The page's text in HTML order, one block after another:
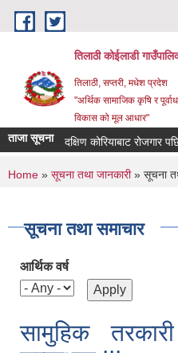
Skip to main content
तिलाठी कोईलाडी
तिलाठी, सप्तरी, मधेश प्रदेश
"अर्थिक सामाजिक कृषि र
विकास को मूल आधार"
ताजा सूचना
दक्षिण कोरियाबाट रोजगार पछि
You are here
Home » सूचना तथा जानकारी» सूचना
सूचना तथा समाचार
आर्थिक वर्ष
सामुहिक